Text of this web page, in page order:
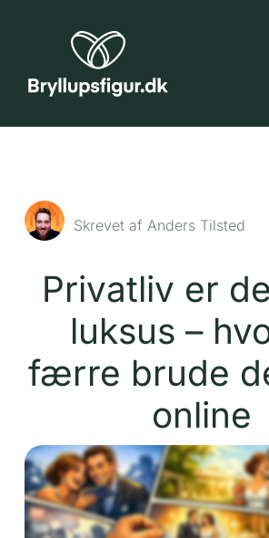
Privatliv er
luksus –
færre brude
online
Skrevet af Anders Tilsted